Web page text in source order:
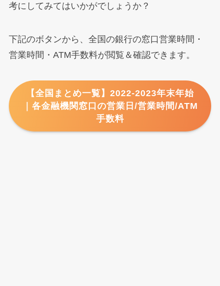
考にしてみてはいかがでしょうか？
下記のボタンから、全国の銀行の窓口営業時間・
営業時間・ATM手数料が閲覧＆確認できます。
【全国まとめ一覧】2022-2023年末年始
｜各金融機関窓口の営業日/営業時間/ATM
手数料